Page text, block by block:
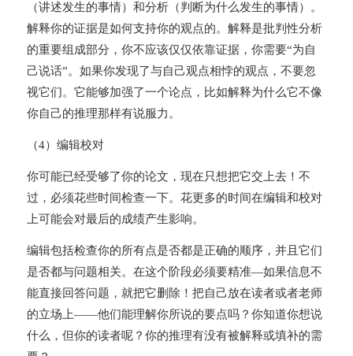
（讲述发生的事情）和分析（判断为什么发生的事情）。
解释你的证据是如何支持你的观点的。解释是批判性分析
的重要组成部分，你不应该仅仅依靠证据，你需要“为自
己说话”。如果你发现了与自己观点相悖的观点，不要忽
视它们。它能够加强了一个论点，比如解释为什么它不像
你自己的推理那样有说服力。
（4）编辑校对
你可能已经受够了你的论文，现在只想把它交上去！不
过，必须花些时间检查一下。花更多的时间在编辑和校对
上可能会对最后的成绩产生影响。
编辑包括检查你的所有点是否都是正确的顺序，并且它们
是否都与问题相关。在这个阶段必须要精准—如果信息不
能直接回答问题，就把它删除！把自己放在读者或者老师
的立场上——他们能理解你所说的要点吗？你知道你想说
什么，但你的读者呢？你的推理有没有被解释或填补的需